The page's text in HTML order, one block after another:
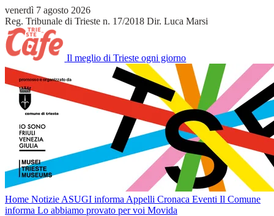
venerdì 7 agosto 2026
Reg. Tribunale di Trieste n. 17/2018 Dir. Luca Marsi
Il meglio di Trieste ogni giorno
Home Notizie ASUGI informa Appelli Cronaca Eventi Il Comune
informa Lo abbiamo provato per voi Movida